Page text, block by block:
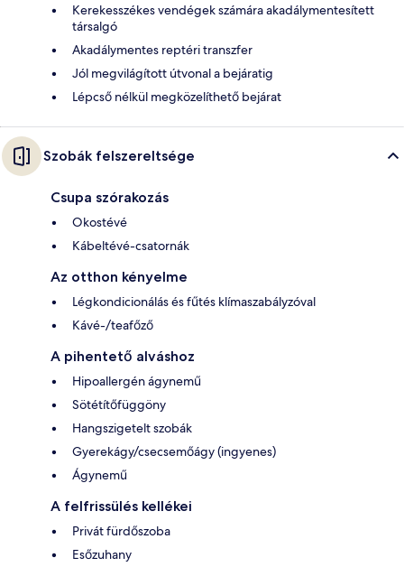
Kerekesszékes vendégek számára akadálymentesített
társalgó
Akadálymentes reptéri transzfer
Jól megvilágított útvonal a bejáratig
Lépcső nélkül megközelíthető bejárat
Szobák felszereltsége
Csupa szórakozás
Okostévé
Kábeltévé-csatornák
Az otthon kényelme
Légkondicionálás és fűtés klímaszabályzóval
Kávé-/teafőző
A pihentető alváshoz
Hipoallergén ágynemű
Sötétítőfüggöny
Hangszigetelt szobák
Gyerekágy/csecsemőágy (ingyenes)
Ágynemű
A felfrissülés kellékei
Privát fürdőszoba
Esőzuhany